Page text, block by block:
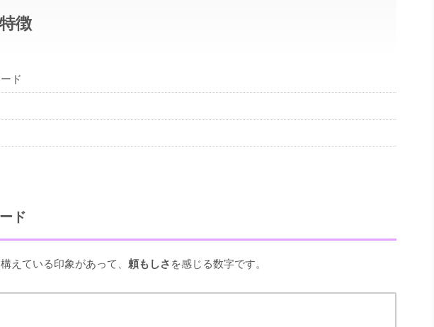
徴
ド
ド
えている印象があって、 頼もしさ を感じる数字です。